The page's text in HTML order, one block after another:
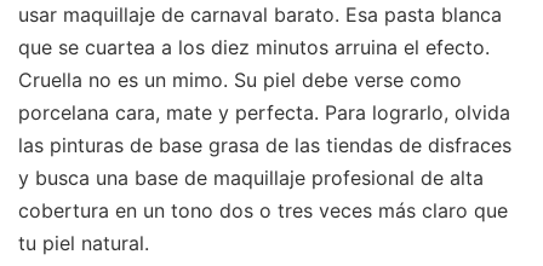
usar maquillaje de carnaval barato. Esa pasta blanca
que se cuartea a los diez minutos arruina el efecto.
Cruella no es un mimo. Su piel debe verse como
porcelana cara, mate y perfecta. Para lograrlo, olvida
las pinturas de base grasa de las tiendas de disfraces
y busca una base de maquillaje profesional de alta
cobertura en un tono dos o tres veces más claro que
tu piel natural.